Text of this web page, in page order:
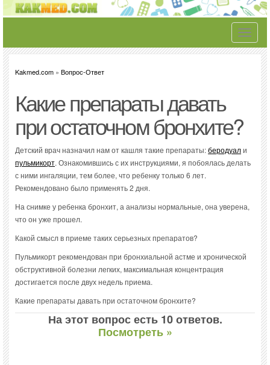
Toggle
Kakmed.com » Вопрос-Ответ
Какие препараты давать
при остаточном бронхите?
Детский врач назначил нам от кашля такие препараты:беродуали
пульмикорт. Ознакомившись с их инструкциями, я побоялась делать
с ними ингаляции, тем более, что ребенку только 6 лет.
Рекомендовано было применять 2 дня.
На снимке у ребенка бронхит, а анализы нормальные, она уверена,
что он уже прошел.
Какой смысл в приеме таких серьезных препаратов?
Пульмикорт рекомендован при бронхиальной астме и хронической
обструктивной болезни легких, максимальная концентрация
достигается после двух недель приема.
Какие препараты давать при остаточном бронхите?
На этот вопрос есть 10 ответов.
Посмотреть »